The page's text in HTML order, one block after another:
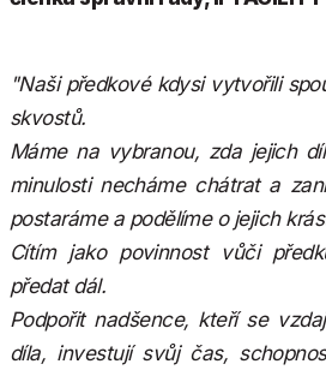
"Naši předkové kdysi vytvořili
skvostů.
Máme na vybranou, zda jejich
minulosti necháme chátrat a
postaráme a podělíme o jejich
Cítím jako povinnost vůči
předat dál.
Podpořit nadšence, kteří se
díla, investují svůj čas,